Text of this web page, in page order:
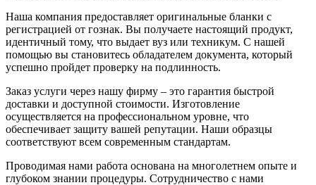
Наша компания предоставляет оригинальные бланки с
регистрацией от гознак. Вы получаете настоящий продукт,
идентичный тому, что выдает вуз или техникум. С нашей
помощью вы становитесь обладателем документа, который
успешно пройдет проверку на подлинность.
Заказ услуги через нашу фирму – это гарантия быстрой
доставки и доступной стоимости. Изготовление
осуществляется на профессиональном уровне, что
обеспечивает защиту вашей репутации. Наши образцы
соответствуют всем современным стандартам.
Проводимая нами работа основана на многолетнем опыте и
глубоком знании процедуры. Сотрудничество с нами